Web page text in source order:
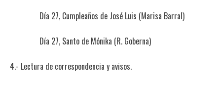
Día 27, Cumpleaños de José Luis (Marisa Barral)
Día 27, Santo de Mónika (R. Goberna)
4.- Lectura de correspondencia y avisos.